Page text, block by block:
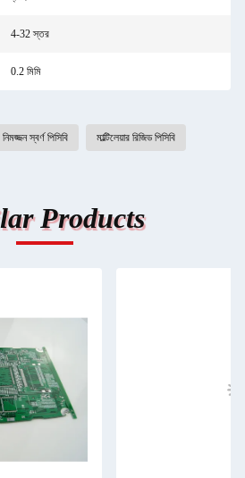
4-32 স্তর
0.2 মিমি
নিমজ্জন স্বর্ণ পিসিবি মাল্টিলেয়ার রিজিড পিসিবি
Products